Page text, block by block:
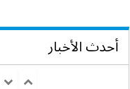
أحدث الأخبار